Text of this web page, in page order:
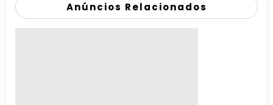
Anúncios Relacionados